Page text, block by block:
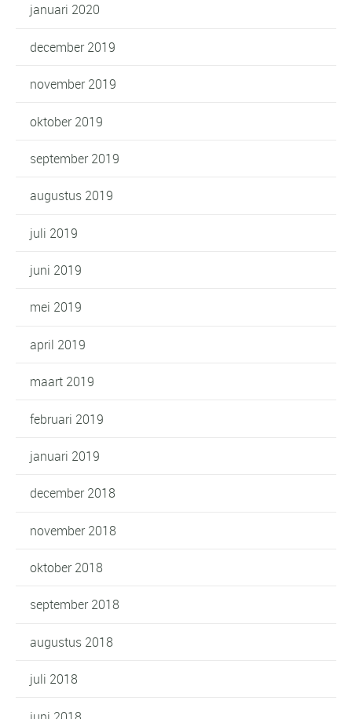
januari 2020
december 2019
november 2019
oktober 2019
september 2019
augustus 2019
juli 2019
juni 2019
mei 2019
april 2019
maart 2019
februari 2019
januari 2019
december 2018
november 2018
oktober 2018
september 2018
augustus 2018
juli 2018